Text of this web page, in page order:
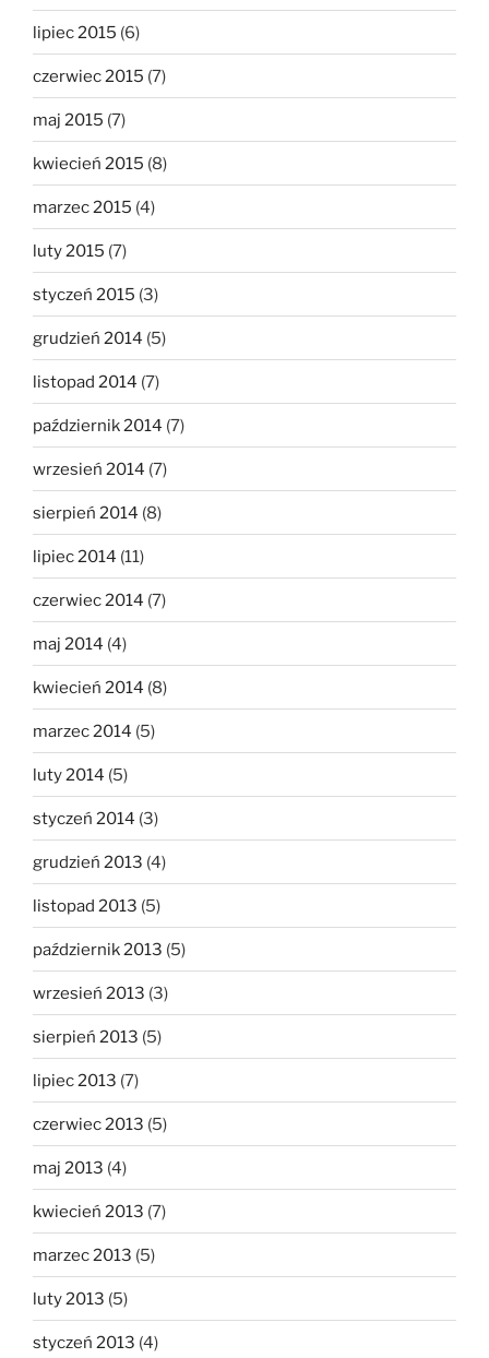
lipiec 2015 (6)
czerwiec 2015 (7)
maj 2015 (7)
kwiecień 2015 (8)
marzec 2015 (4)
luty 2015 (7)
styczeń 2015 (3)
grudzień 2014 (5)
listopad 2014 (7)
październik 2014 (7)
wrzesień 2014 (7)
sierpień 2014 (8)
lipiec 2014 (11)
czerwiec 2014 (7)
maj 2014 (4)
kwiecień 2014 (8)
marzec 2014 (5)
luty 2014 (5)
styczeń 2014 (3)
grudzień 2013 (4)
listopad 2013 (5)
październik 2013 (5)
wrzesień 2013 (3)
sierpień 2013 (5)
lipiec 2013 (7)
czerwiec 2013 (5)
maj 2013 (4)
kwiecień 2013 (7)
marzec 2013 (5)
luty 2013 (5)
styczeń 2013 (4)